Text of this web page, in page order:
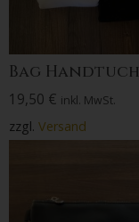
Bag Handtuch
19,50 € inkl. MwSt.
zzgl. Versand